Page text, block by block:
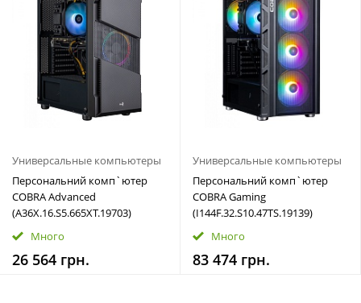
Универсальные компьютеры
Персональний комп`ютер
COBRA Advanced
(A36X.16.S5.665XT.19703)
Много
26 564 грн.
Универсальные компьютеры
Персональний комп`ютер
COBRA Gaming
(I144F.32.S10.47TS.19139)
Много
83 474 грн.